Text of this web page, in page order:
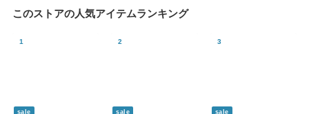
このストアの人気アイテムランキング
sale sale sale